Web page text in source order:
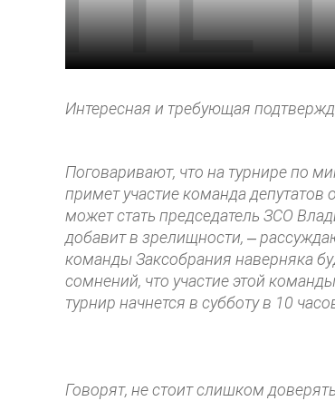
Интересная и требующая
Поговаривают, что на турнире по
примет участие команда депутатов
может стать председатель ЗСО
добавит в зрелищности, –
команды Заксобрания наверняка
сомнений, что участие этой
турнир начнется в субботу в 10
Говорят, не стоит слишком